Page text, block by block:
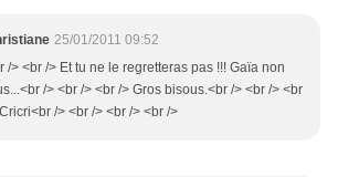
25/01/2011 09:52
/> <br /> Et tu ne le regretteras pas !!! Gaïa non
/> <br /> <br /> Gros bisous.<br /> <br /> <br
/> <br /> <br /> <br />